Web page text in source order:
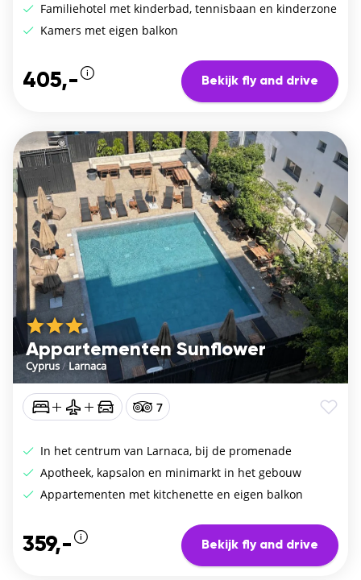
Familiehotel met kinderbad, tennisbaan en kinderzone
Kamers met eigen balkon
405,- Bekijk fly and drive
Appartementen Sunflower
Cyprus/Larnaca
7
In het centrum van Larnaca, bij de promenade
Apotheek, kapsalon en minimarkt in het gebouw
Appartementen met kitchenette en eigen balkon
359,- Bekijk fly and drive